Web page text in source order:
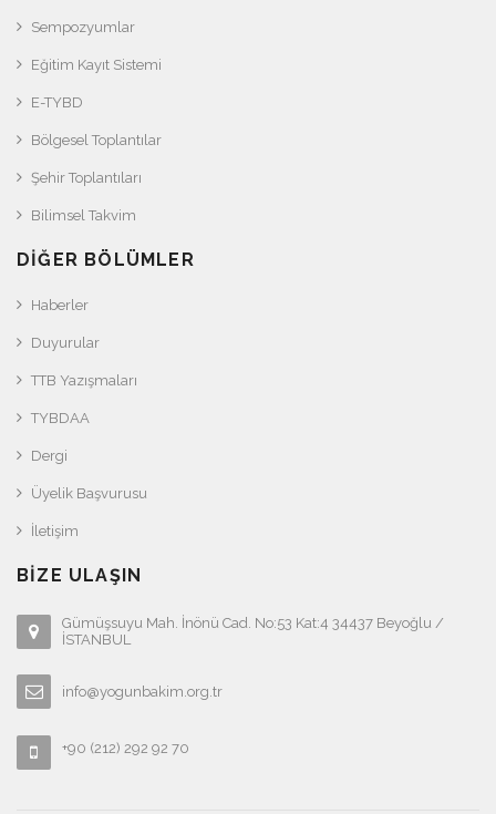
Sempozyumlar
Eğitim Kayıt Sistemi
E-TYBD
Bölgesel Toplantılar
Şehir Toplantıları
Bilimsel Takvim
DIĞER BÖLÜMLER
Haberler
Duyurular
TTB Yazışmaları
TYBDAA
Dergi
Üyelik Başvurusu
İletişim
BIZE ULAŞIN
Gümüşsuyu Mah. İnönü Cad. No:53 Kat:4 34437 Beyoğlu /
İSTANBUL
info@yogunbakim.org.tr
+90 (212) 292 92 70